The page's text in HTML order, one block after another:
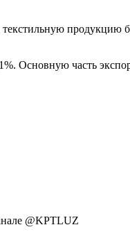
текстильную
Основную часть
@KPTLUZ